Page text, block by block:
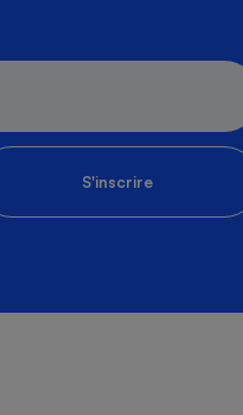
S'inscrire